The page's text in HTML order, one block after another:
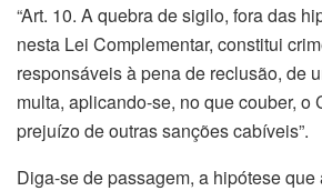
“Art. 10. A quebra de sigilo, fora das
nesta Lei Complementar, constitui
responsáveis à pena de reclusão, de
multa, aplicando-se, no que couber, o
prejuízo de outras sanções cabíveis”.
Diga-se de passagem, a hipótese